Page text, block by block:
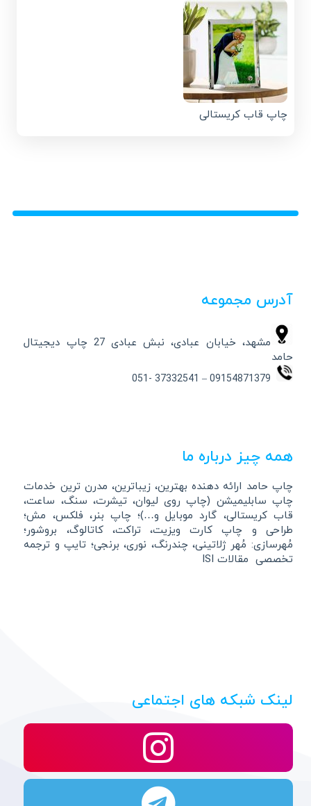
چاپ قاب کریستالی
آدرس مجموعه
مشهد، خیابان عبادی، نبش عبادی 27 چاپ دیجیتال
حامد
همه چیز درباره ما
چاپ حامد ارائه دهنده بهترین، زیباترین، مدرن ترین خدمات
چاپ سابلیمیشن (چاپ روی لیوان، تیشرت، سنگ، ساعت،
قاب کریستالی، گارد موبایل و…)؛ چاپ بنر، فلکس، مش؛
طراحی و چاپ کارت ویزیت، تراکت، کاتالوگ، بروشور؛
مُهرسازی: مُهر ژلاتینی، چندرنگ، نوری، برنجی؛ تایپ و ترجمه
تخصصی مقالات ISI
لینک شبکه های اجتماعی